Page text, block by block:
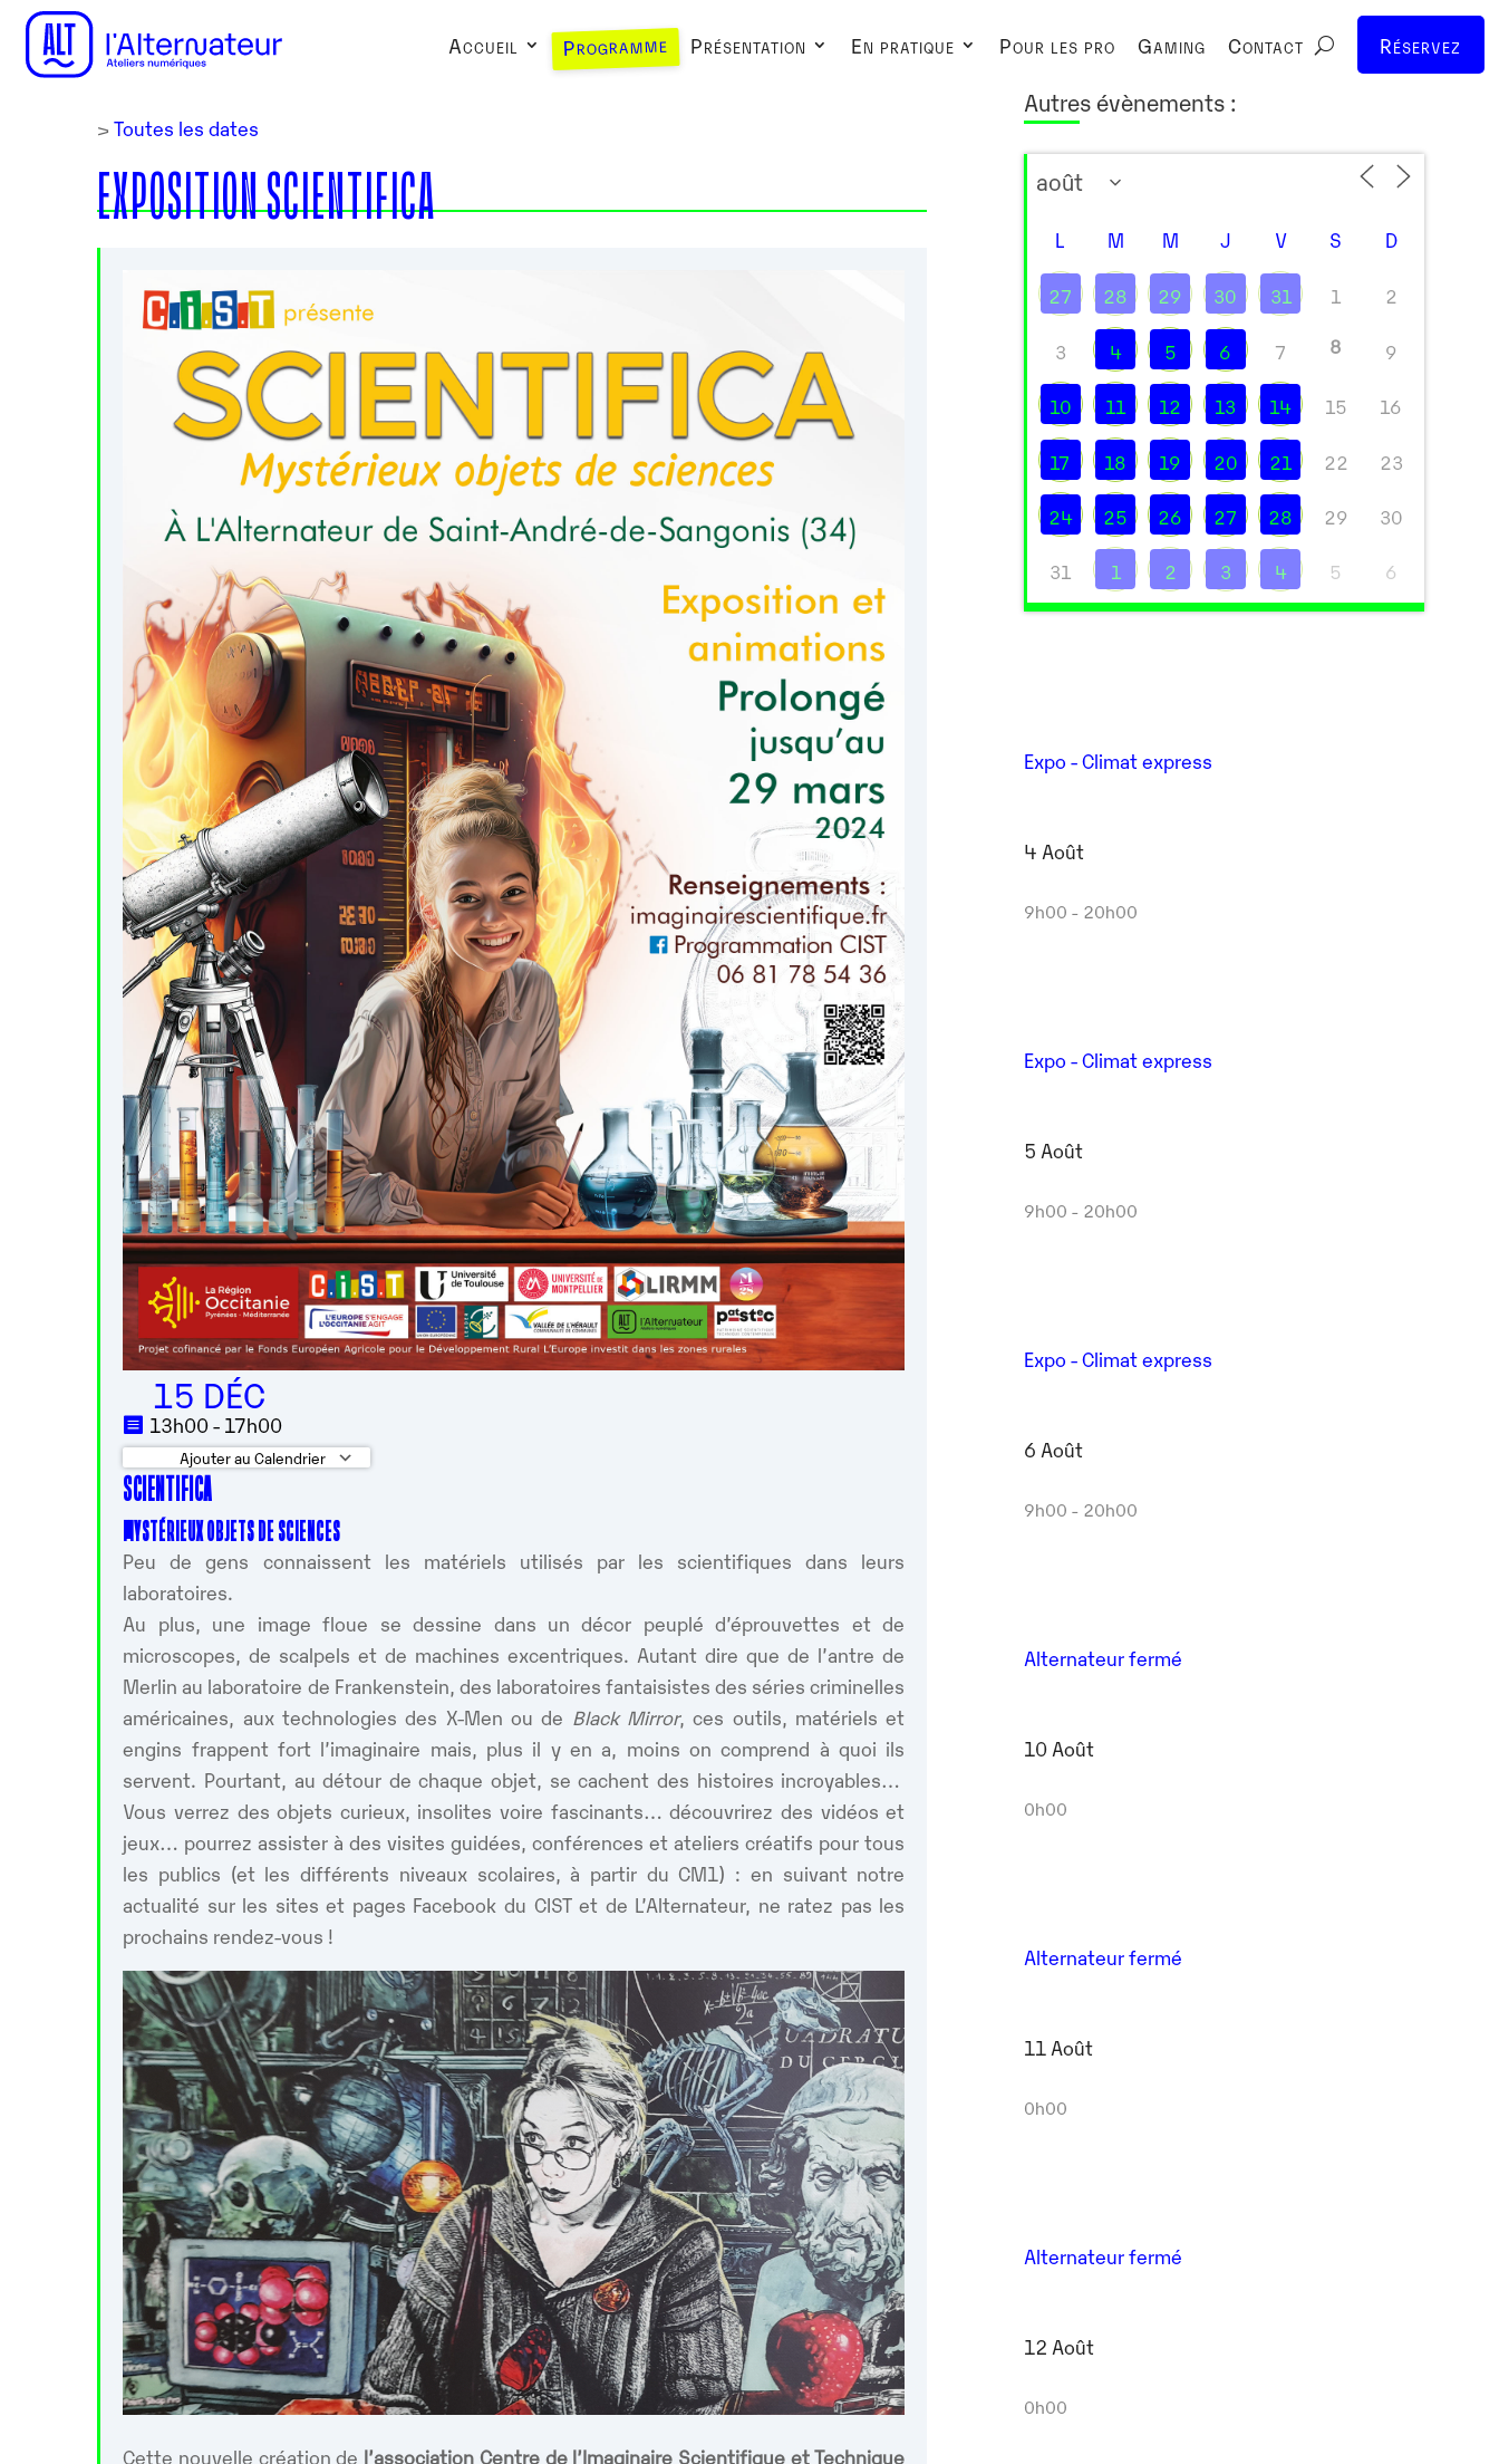
Accueil Programme Présentation En pratique Pour les pro Gaming Contact Réservez
> Toutes les dates
EXPOSITION SCIENTIFICA
15 DÉC
13h00 - 17h00
Ajouter au Calendrier
Télécharger ICS
SCIENTIFICA
MYSTÉRIEUX OBJETS DE SCIENCES
Peu de gens connaissent les matériels utilisés par les scientifiques dans leurs
laboratoires.
Au plus, une image floue se dessine dans un décor peuplé d’éprouvettes et de
microscopes, de scalpels et de machines excentriques. Autant dire que de l’antre de
Merlin au laboratoire de Frankenstein, des laboratoires fantaisistes des séries criminelles
américaines, aux technologies des X-Men ou de Black Mirror, ces outils, matériels et
engins frappent fort l’imaginaire mais, plus il y en a, moins on comprend à quoi ils
servent. Pourtant, au détour de chaque objet, se cachent des histoires incroyables…
Vous verrez des objets curieux, insolites voire fascinants… découvrirez des vidéos et
jeux… pourrez assister à des visites guidées, conférences et ateliers créatifs pour tous
les publics (et les différents niveaux scolaires, à partir du CM1) : en suivant notre
actualité sur les sites et pages Facebook du CIST et de L’Alternateur, ne ratez pas les
prochains rendez-vous !
Cette nouvelle création de l’association Centre de l’Imaginaire Scientifique et Technique
Autres évènements :
L M M J V S D
27 28 29 30 31 1 2
3 4 5 6 7 8 9
10 11 12 13 14 15 16
17 18 19 20 21 22 23
24 25 26 27 28 29 30
31 1 2 3 4 5 6
Expo - Climat express
4 Août
9h00 - 20h00
Expo - Climat express
5 Août
9h00 - 20h00
Expo - Climat express
6 Août
9h00 - 20h00
Alternateur fermé
10 Août
0h00
Alternateur fermé
11 Août
0h00
Alternateur fermé
12 Août
0h00